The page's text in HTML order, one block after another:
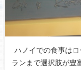
ハノイでの食事は
ランまで選択肢が豊